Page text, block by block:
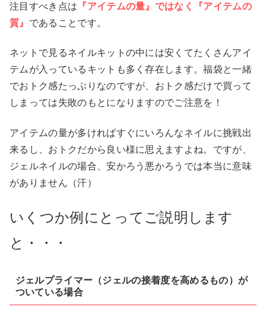
注目すべき点は 『アイテムの量』ではなく『アイテムの
質』 であることです。
ネットで見るネイルキットの中には安くてたくさんアイ
テムが入っているキットも多く存在します。福袋と一緒
でおトク感たっぷりなのですが、おトク感だけで買って
しまっては失敗のもとになりますのでご注意を！
アイテムの量が多ければすぐにいろんなネイルに挑戦出
来るし、おトクだから良い様に思えますよね。ですが、
ジェルネイルの場合、安かろう悪かろうでは本当に意味
がありません（汗）
いくつか例にとってご説明します
と・・・
ジェルプライマー（ジェルの接着度を高めるもの）が
ついている場合